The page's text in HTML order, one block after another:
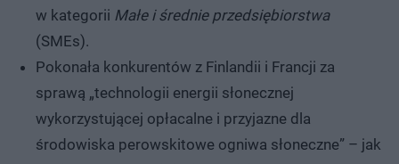
w kategorii Małe i średnie przedsiębiorstwa
(SMEs).
Pokonała konkurentów z Finlandii i Francji za
sprawą „technologii energii słonecznej
wykorzystującej opłacalne i przyjazne dla
środowiska perowskitowe ogniwa słoneczne” – jak